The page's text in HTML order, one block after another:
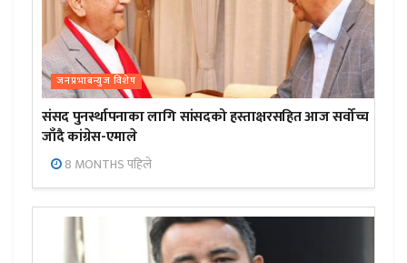
जनप्रभाबन्युज विशेष
संसद पुनर्स्थापनाका लागि सांसदको हस्ताक्षरसहित आज सर्वोच्च
जाँदै कांग्रेस-एमाले
8 MONTHS पहिले